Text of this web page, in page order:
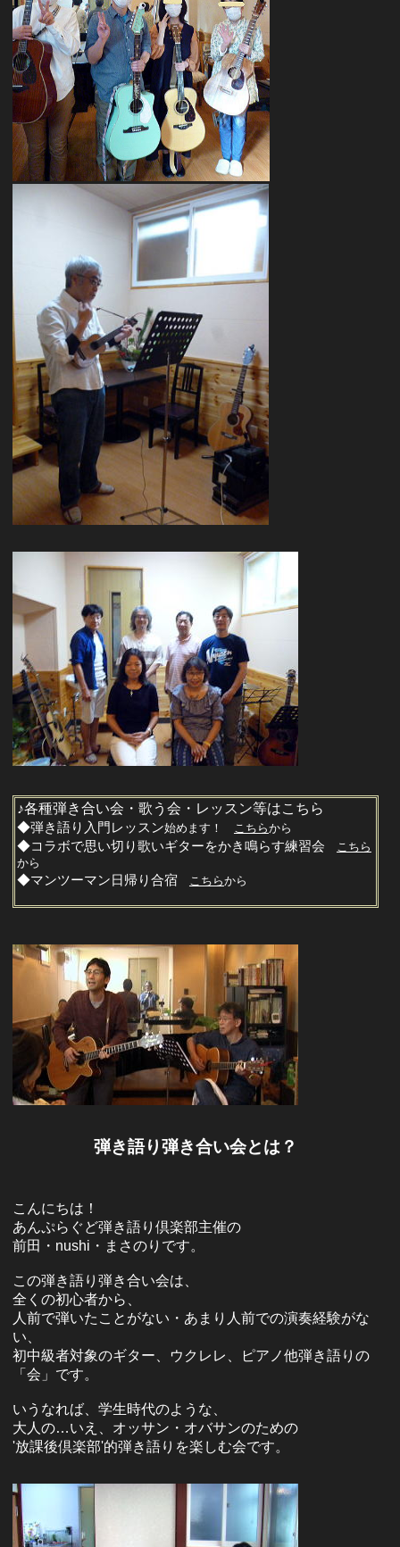
♪各種弾き合い会・歌う会・レッスン等はこちら
◆弾き語り入門レッスン始めます！ こちらから
◆コラボで思い切り歌いギターをかき鳴らす練習会
こちら
から
◆マンツーマン日帰り合宿 こちらから
弾き語り弾き合い会とは？
こんにちは！
あんぷらぐど弾き語り倶楽部主催の
前田・nushi・まさのりです。
この弾き語り弾き合い会は、
全くの初心者から、
人前で弾いたことがない・あまり人前での演奏経験がな
い、
初中級者対象のギター、ウクレレ、ピアノ他弾き語りの
「会」です。
いうなれば、学生時代のような、
大人の…いえ、オッサン・オバサンのための
'放課後倶楽部'的弾き語りを楽しむ会です。